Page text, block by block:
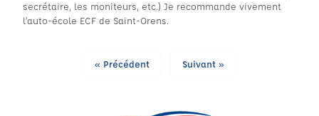
secrétaire, les moniteurs, etc.) Je recommande vivement
l’auto-école ECF de Saint-Orens.
« Précédent Suivant »